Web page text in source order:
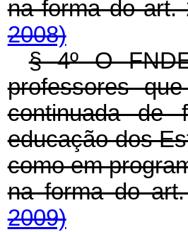
na forma do
2008)
§ 4º O
professores
continuada de
educação dos
como em
na forma do
2009)